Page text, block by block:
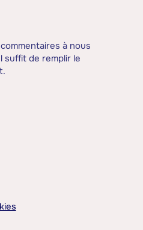
à nous
suffit de remplir le